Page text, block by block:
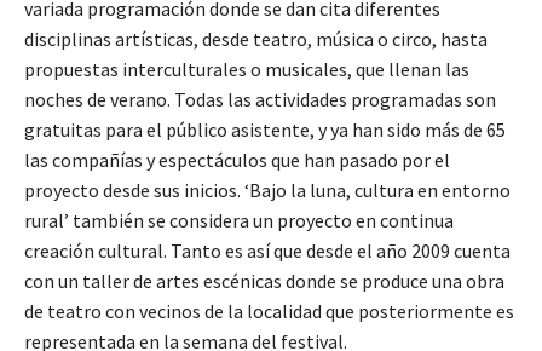
variada programación donde se dan cita diferentes
disciplinas artísticas, desde teatro, música o circo, hasta
propuestas interculturales o musicales, que llenan las
noches de verano. Todas las actividades programadas son
gratuitas para el público asistente, y ya han sido más de 65
las compañías y espectáculos que han pasado por el
proyecto desde sus inicios. ‘Bajo la luna, cultura en entorno
rural’ también se considera un proyecto en continua
creación cultural. Tanto es así que desde el año 2009 cuenta
con un taller de artes escénicas donde se produce una obra
de teatro con vecinos de la localidad que posteriormente es
representada en la semana del festival.